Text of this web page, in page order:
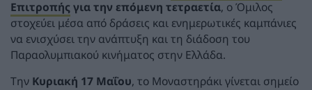
Επιτροπής για την επόμενη τετραετία, ο Όμιλος
στοχεύει μέσα από δράσεις και ενημερωτικές καμπάνιες
να ενισχύσει την ανάπτυξη και τη διάδοση του
Παραολυμπιακού κινήματος στην Ελλάδα.
Την Κυριακή 17 Μαΐου, το Μοναστηράκι γίνεται σημείο